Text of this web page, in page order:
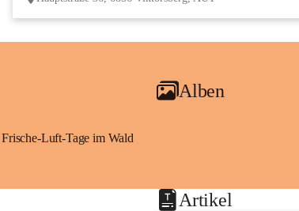
Alben
Frische-Luft-Tage im Wald
Artikel